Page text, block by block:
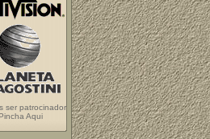
ser patrocinador
Pincha Aqui